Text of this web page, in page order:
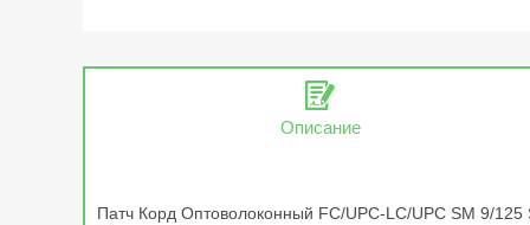
Описание
Патч Корд Оптоволоконный FС/UPC-LC/UPC SM 9/